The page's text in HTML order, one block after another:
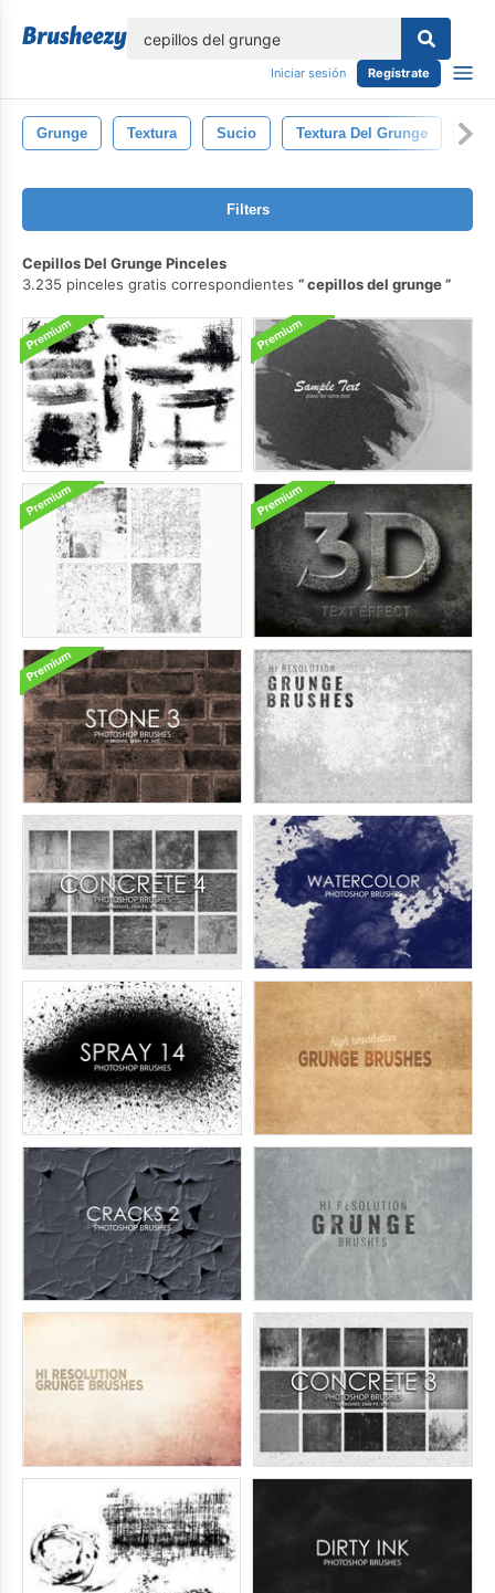
Iniciar sesión Regístrate
Grunge Textura Sucio Textura Del Grunge
Filters
Cepillos Del Grunge Pinceles
3.235 pinceles gratis correspondientes
cepillos del grunge